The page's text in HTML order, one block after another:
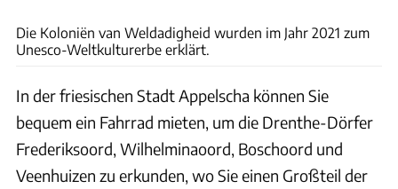
Die Koloniën van Weldadigheid wurden im Jahr 2021 zum
Unesco-Weltkulturerbe erklärt.
In der friesischen Stadt Appelscha können Sie
bequem ein Fahrrad mieten, um die Drenthe-Dörfer
Frederiksoord, Wilhelminaoord, Boschoord und
Veenhuizen zu erkunden, wo Sie einen Großteil der